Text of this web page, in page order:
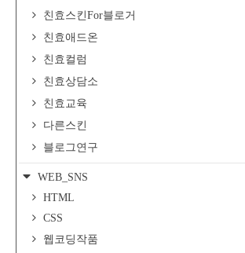
친효스킨For블로거
친효애드온
친효컬럼
친효상담소
친효교육
다른스킨
블로그연구
WEB_SNS
HTML
CSS
웹코딩작품